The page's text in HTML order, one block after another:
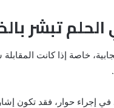
تبشر
خاصة إذا كانت
إجراء حوار، فقد تكون